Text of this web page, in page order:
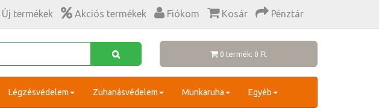
Új termékek Akciós termékek Fiókom Kosár Pénztár
0 termék: 0 Ft
Légzésvédelem Zuhanásvédelem Munkaruha Egyéb